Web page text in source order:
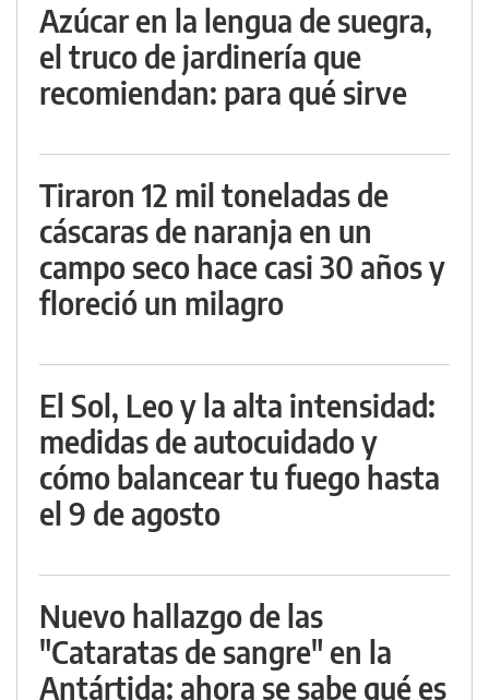
Azúcar en la lengua de suegra,
el truco de jardinería que
recomiendan: para qué sirve
Tiraron 12 mil toneladas de
cáscaras de naranja en un
campo seco hace casi 30 años y
floreció un milagro
El Sol, Leo y la alta intensidad:
medidas de autocuidado y
cómo balancear tu fuego hasta
el 9 de agosto
Nuevo hallazgo de las
"Cataratas de sangre" en la
Antártida: ahora se sabe qué es